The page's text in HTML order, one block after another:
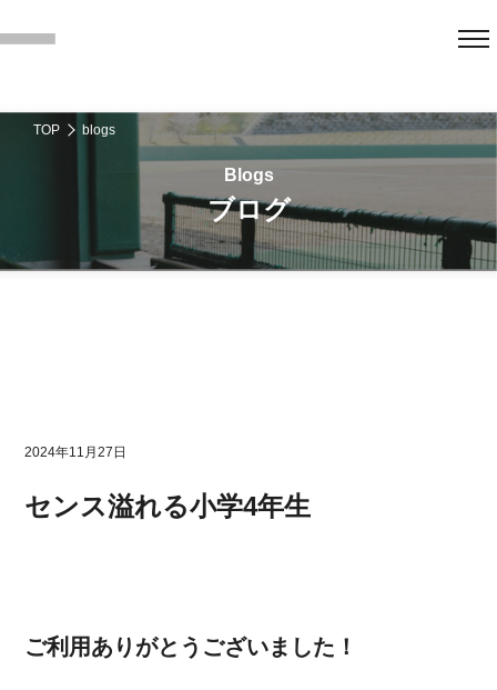
TOP blogs
ブログ
2024年11月27日
センス溢れる小学4年生
ご利用ありがとうございました！